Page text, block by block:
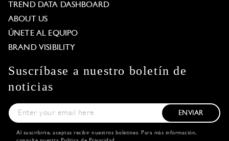
TREND DATA DASHBOARD
ABOUT US
ÚNETE AL EQUIPO
BRAND VISIBILITY
Suscríbase a nuestro boletín de
noticias
ENVIAR
Al suscribirte, aceptas recibir nuestros boletines. Para más información,